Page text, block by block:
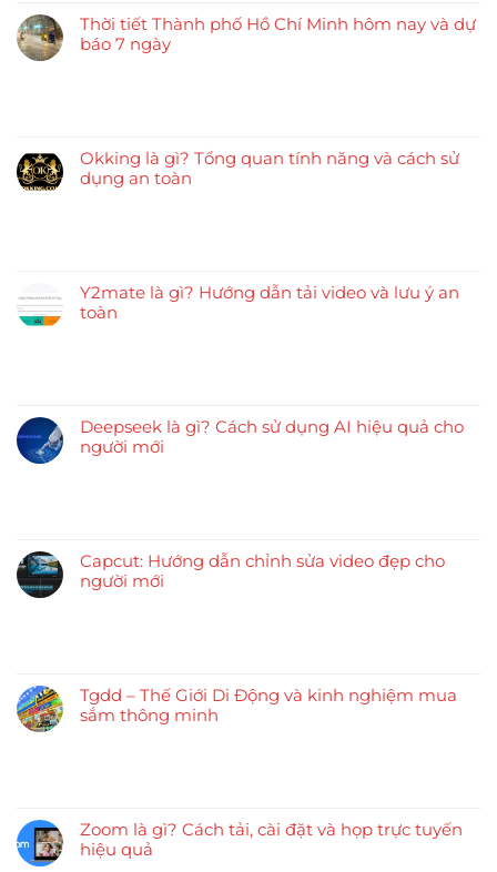
Thời tiết Thành phố Hồ Chí Minh hôm nay và dự
báo 7 ngày
Okking là gì? Tổng quan tính năng và cách sử
dụng an toàn
Y2mate là gì? Hướng dẫn tải video và lưu ý an
toàn
Deepseek là gì? Cách sử dụng AI hiệu quả cho
người mới
Capcut: Hướng dẫn chỉnh sửa video đẹp cho
người mới
Tgdd – Thế Giới Di Động và kinh nghiệm mua
sắm thông minh
Zoom là gì? Cách tải, cài đặt và họp trực tuyến
hiệu quả